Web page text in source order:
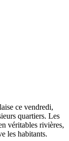
ce vendredi,
quartiers. Les
véritables rivières,
les habitants.